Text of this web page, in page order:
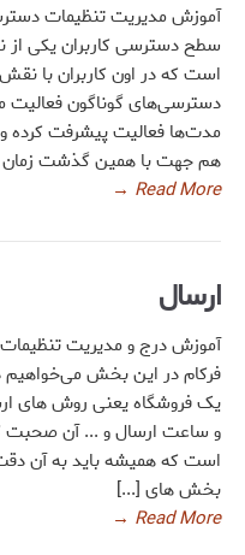
آموزش مدیریت تنظیمات
سطح دسترسی کاربران یکی از
است که در اون کاربران با
دسترسی‌های گوناگون فعالیت
مدت‌ها فعالیت پیشرفت کرده
هم جهت با همین گذشت زمان
Read More
→
ارسال
آموزش درج و مدیریت تنظیمات
فرکام در این بخش می‌خواهیم
یک فروشگاه یعنی روش های
و ساعت ارسال و ... آن صحبت
است که همیشه باید به آن
بخش های [...]
Read More
→